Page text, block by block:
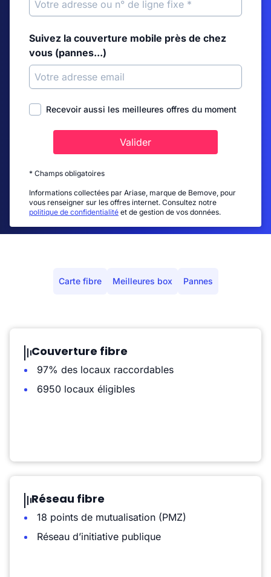
Suivez la couverture mobile près de chez
vous (pannes...)
Recevoir aussi les meilleures offres du moment
Valider
* Champs obligatoires
Informations collectées par Ariase, marque de Bemove, pour
vous renseigner sur les offres internet. Consultez notre
politique de confidentialité et de gestion de vos données.
Carte fibre Meilleures box Pannes
Couverture fibre
97% des locaux raccordables
6950 locaux éligibles
Réseau fibre
18 points de mutualisation (PMZ)
Réseau d’initiative publique